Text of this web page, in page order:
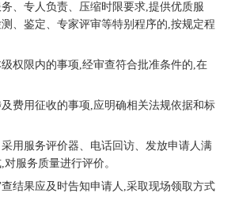
、专人负责、压缩时限要求,提供优质服
、鉴定、专家评审等特别程序的,按规定程
权限内的事项,经审查符合批准条件的,在
费用征收的事项,应明确相关法规依据和标
用服务评价器、电话回访、发放申请人满
服务质量进行评价。
结果应及时告知申请人,采取现场领取方式